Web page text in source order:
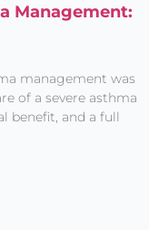
Management:
management was
of a severe asthma
benefit, and a full